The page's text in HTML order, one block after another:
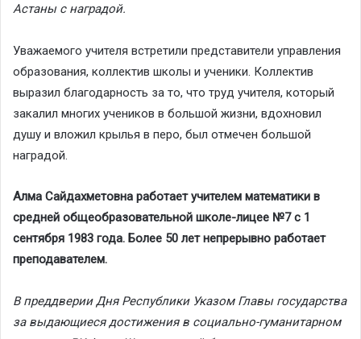
Астаны с наградой.
Уважаемого учителя встретили представители управления
образования, коллектив школы и ученики. Коллектив
выразил благодарность за то, что труд учителя, который
закалил многих учеников в большой жизни, вдохновил
душу и вложил крылья в перо, был отмечен большой
наградой.
Алма Сайдахметовна работает учителем математики в
средней общеобразовательной школе-лицее №7 с 1
сентября 1983 года. Более 50 лет непрерывно работает
преподавателем.
В преддверии Дня Республики Указом Главы государства
за выдающиеся достижения в социально-гуманитарном